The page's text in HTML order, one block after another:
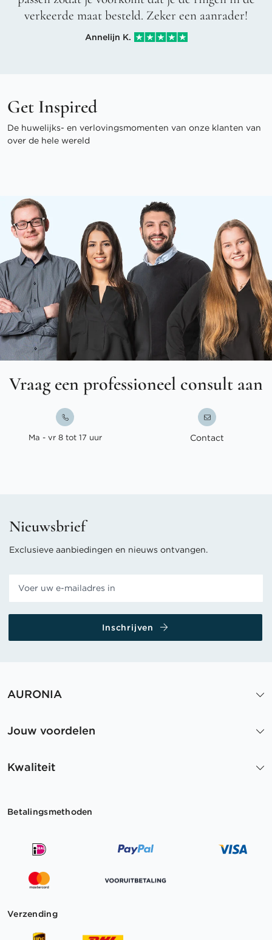
verkeerde maat besteld. Zeker een aanrader!
Annelijn K.
Get Inspired
De huwelijks- en verlovingsmomenten van onze klanten van
over de hele wereld
Vraag een professioneel consult aan
Ma - vr 8 tot 17 uur Contact
Nieuwsbrief
Exclusieve aanbiedingen en nieuws ontvangen.
Inschrijven
AURONIA
Jouw voordelen
Kwaliteit
Betalingsmethoden
Verzending